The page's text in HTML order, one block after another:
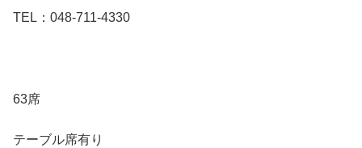
TEL：048-711-4330
63席
テーブル席有り